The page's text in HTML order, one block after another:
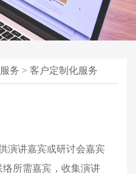
务 > 客户定制化服务
演讲嘉宾或研讨会嘉宾
所需嘉宾，收集演讲